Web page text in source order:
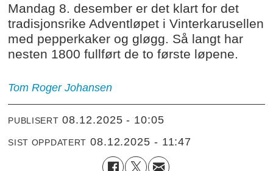
Mandag 8. desember er det klart for det
tradisjonsrike Adventløpet i Vinterkarusellen
med pepperkaker og gløgg. Så langt har
nesten 1800 fullført de to første løpene.
Tom Roger Johansen
PUBLISERT 08.12.2025 - 10:05
SIST OPPDATERT 08.12.2025 - 11:47